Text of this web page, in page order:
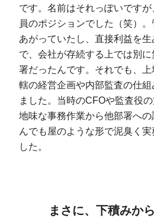
です。名前はそれっぽいです
員のポジションでした（笑）
あがっていたし、直接利益を
で、会社が存続する上では別
署だったんです。それでも、
轄の経営企画や内部監査の仕
ました。当時のCFOや監査役の
地味な事務作業から他部署へ
んでも屋のような形で泥臭く
した。
まさに、下積みか